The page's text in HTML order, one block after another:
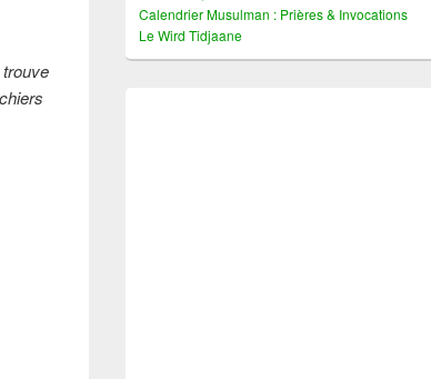
Calendrier Musulman : Prières & Invocations
Le Wird Tidjaane